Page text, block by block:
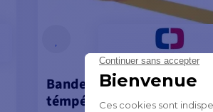
Bande à joint papier hautes
témpératures 25mmx50m